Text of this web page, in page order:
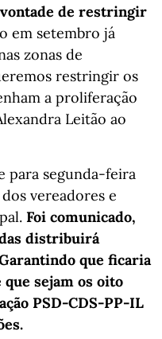
de restringir
em setembro já
zonas de
restringir os
a proliferação
Leitão ao
para segunda-feira
vereadores e
Foi comunicado,
distribuirá
que ficaria
sejam os oito
PSD-CDS-PP-IL